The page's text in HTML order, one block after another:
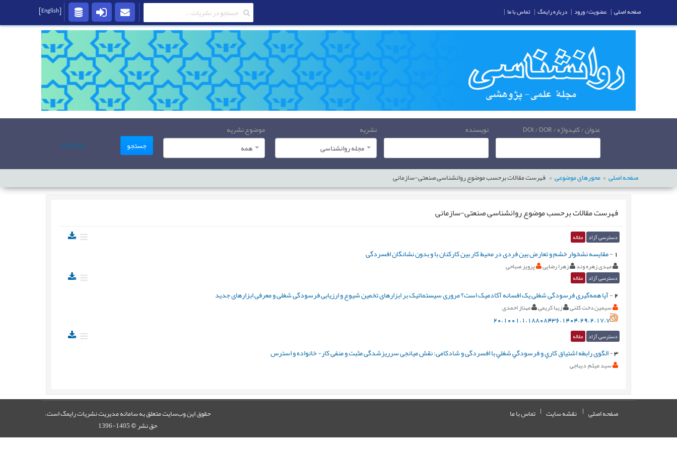
عنوان / کلیدواژه / DOI / DOR نویسنده
نشریه
مجله روانشناسی
موضوع نشریه
همه
جستجو پیشرفته
صفحه اصلی محورهای موضوعی فهرست مقالات برحسب موضوعروانشناسی صنعتی-سازمانی
فهرست مقالات برحسب موضوعروانشناسی صنعتی-سازمانی
دسترسی آزاد مقاله
1
-مقایسه نشخوار خشم و تعارض بین فردی در محیط کار بین کارکنان با و بدون نشانگان افسردگی
مهدی زهره وند زهرا رضایی پرویز صباحی
دسترسی آزاد مقاله
2
-آیا همه‌گیری فرسودگی شغلی یک افسانه آکادمیک است؟ مروری سیستماتیک بر ابزارهای تخمین شیوع و ارزیابی فرسودگی شغلی و معرفی ابزارهای جدید
سیمین دخت کلنی زیبا کریمی مهناز احمدی
20.1001.1.18808436.1404.29.2.17.7
دسترسی آزاد مقاله
3
-الگوی رابطه اشتياق کاري و فرسودگي شغلي با افسردگی و شادکامی: نقش میانجی سرریزشدگی مثبت و منفی کار- خانواده و استرس
سید میثم دیباجی
صفحه اصلی نقشه سایت تماس با ما
حقوق این وب‌سایت متعلق به سامانه مدیریت نشریات رایمگ است.
حق نشر ©
صفحه اصلی | عضویت/ ورود | درباره رایمگ | تماس با ما |
[English]